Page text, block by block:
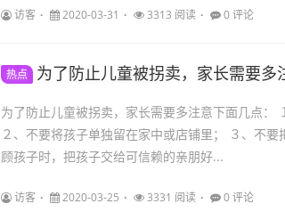
访客 2020-03-31 3313 阅读 0 评论
热点 为了防止儿童被拐卖，家长需要多
为了防止儿童被拐卖，家长需要多注意下面几点：
２、不要将孩子单独留在家中或店铺里； ３、不
顾孩子时，把孩子交给可信赖的亲朋好...
访客 2020-03-25 3331 阅读 0 评论